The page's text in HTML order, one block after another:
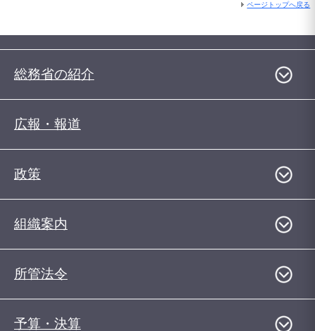
ページトップへ戻る
総務省の紹介
広報・報道
政策
組織案内
所管法令
予算・決算